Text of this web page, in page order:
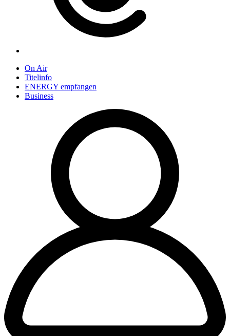
On Air
Titelinfo
ENERGY empfangen
Business